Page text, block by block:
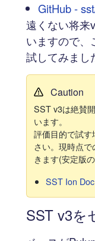
GitHub -
遠くない将来
いますので、
試してみまし
Caution
SST v3は絶賛
います。
評価目的で試
さい。現時点
きます(安定版
SST Ion Doc
SST v3を